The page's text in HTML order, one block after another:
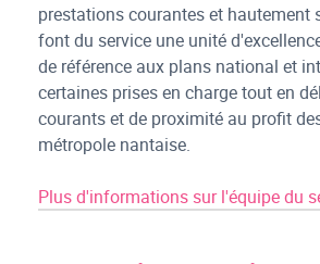
prestations courantes et hautement
font du service une unité
de référence aux plans national et
certaines prises en charge tout en
courants et de proximité au profit
métropole nantaise.
Plus d'informations sur l'équipe du